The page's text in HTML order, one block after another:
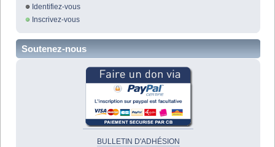
Identifiez-vous
Inscrivez-vous
Soutenez-nous
BULLETIN D'ADHÉSION